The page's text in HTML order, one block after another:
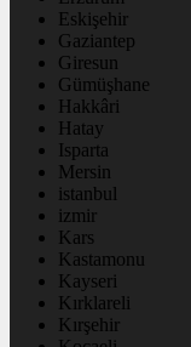
Eskişehir
Gaziantep
Giresun
Gümüşhane
Hakkâri
Hatay
Isparta
Mersin
istanbul
izmir
Kars
Kastamonu
Kayseri
Kırklareli
Kırşehir